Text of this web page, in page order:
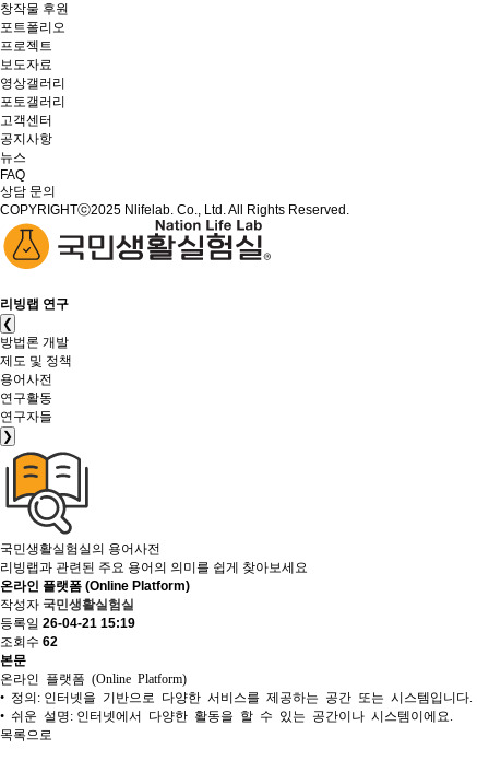
창작물 후원
포트폴리오
프로젝트
보도자료
영상갤러리
포토갤러리
고객센터
공지사항
뉴스
FAQ
상담 문의
COPYRIGHTⓒ2025 Nlifelab. Co., Ltd. All Rights Reserved.
리빙랩 연구
❮
방법론 개발
제도 및 정책
용어사전
연구활동
연구자들
❯
국민생활실험실의 용어사전
리빙랩과 관련된 주요 용어의 의미를 쉽게 찾아보세요
온라인 플랫폼 (Online Platform)
작성자 국민생활실험실
등록일 26-04-21 15:19
조회수 62
본문
온라인 플랫폼 (Online Platform)
• 정의: 인터넷을 기반으로 다양한 서비스를 제공하는 공간 또는 시스템입니다.
• 쉬운 설명: 인터넷에서 다양한 활동을 할 수 있는 공간이나 시스템이에요.
목록으로